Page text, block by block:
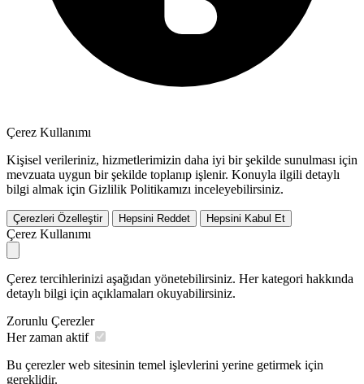
Çerez Kullanımı
Kişisel verileriniz, hizmetlerimizin daha iyi bir şekilde sunulması için
mevzuata uygun bir şekilde toplanıp işlenir. Konuyla ilgili detaylı
bilgi almak için Gizlilik Politikamızı inceleyebilirsiniz.
Çerezleri Özelleştir Hepsini Reddet Hepsini Kabul Et
Çerez Kullanımı
Çerez tercihlerinizi aşağıdan yönetebilirsiniz. Her kategori hakkında
detaylı bilgi için açıklamaları okuyabilirsiniz.
Zorunlu Çerezler
Her zaman aktif
Bu çerezler web sitesinin temel işlevlerini yerine getirmek için
gereklidir.